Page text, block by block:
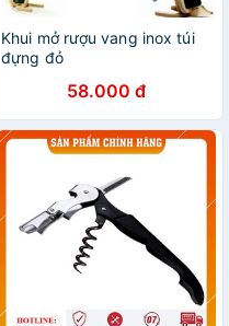
Khui mở rượu vang inox túi
đựng đỏ
58.000 đ